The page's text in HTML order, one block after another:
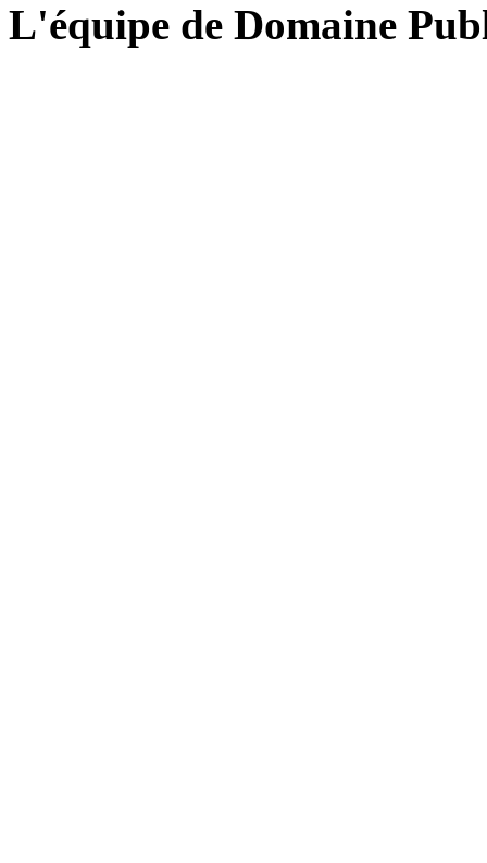
L'équipe de Domaine